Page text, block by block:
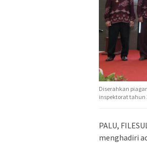
Diserahkan
inspektorat tahun
PALU,
menghadiri